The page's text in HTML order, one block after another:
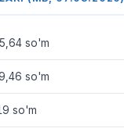
so'm
so'm
so'm